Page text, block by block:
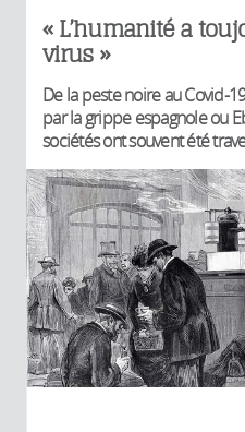
« L’humanité a
virus »
De la peste noire au Covid-
par la grippe espagnole ou
sociétés ont souvent été